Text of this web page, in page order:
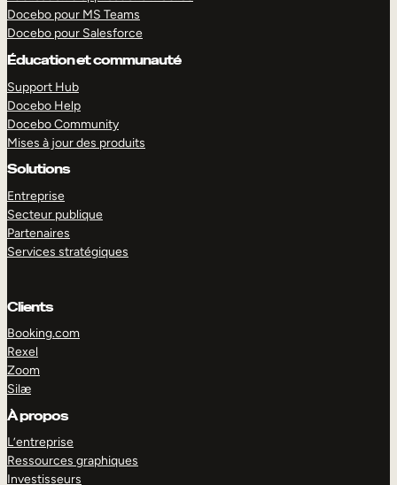
Docebo pour MS Teams
Docebo pour Salesforce
Éducation et communauté
Support Hub
Docebo Help
Docebo Community
Mises à jour des produits
Solutions
Entreprise
Secteur publique
Partenaires
Services stratégiques
Clients
Booking.com
Rexel
Zoom
Silæ
À propos
L’entreprise
Ressources graphiques
Investisseurs